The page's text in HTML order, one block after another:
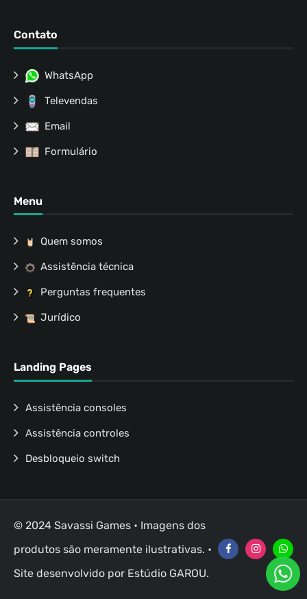
Contato
WhatsApp
Televendas
Email
Formulário
Menu
Quem somos
Assistência técnica
Perguntas frequentes
Jurídico
Landing Pages
Assistência consoles
Assistência controles
Desbloqueio switch
© 2024 Savassi Games • Imagens dos
produtos são meramente ilustrativas. •
Site desenvolvido por Estúdio GAROU.